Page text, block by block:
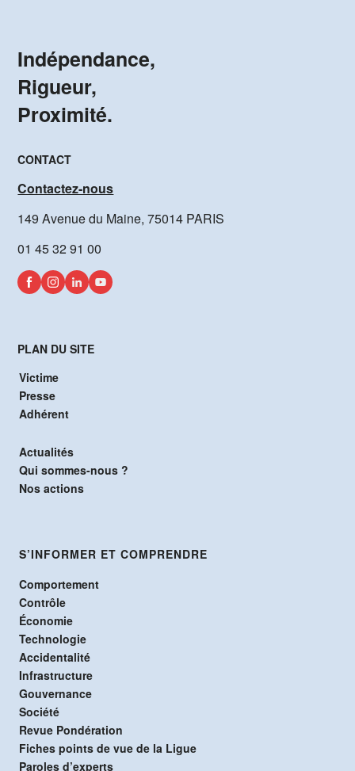
Indépendance,
Rigueur,
Proximité.
CONTACT
Contactez-nous
149 Avenue du Maine, 75014 PARIS
01 45 32 91 00
PLAN DU SITE
Victime
Presse
Adhérent
Actualités
Qui sommes-nous ?
Nos actions
S’INFORMER ET COMPRENDRE
Comportement
Contrôle
Économie
Technologie
Accidentalité
Infrastructure
Gouvernance
Société
Revue Pondération
Fiches points de vue de la Ligue
Paroles d’experts